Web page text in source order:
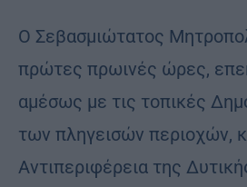
Ο Σεβασμιώτατος
πρώτες πρωινές ώρες,
αμέσως με τις τοπικές
των πληγεισών περιοχών,
Αντιπεριφέρεια της